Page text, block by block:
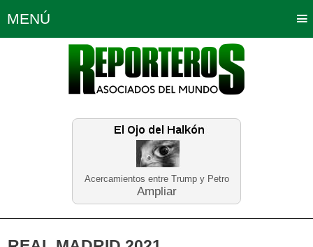
Acercamientos entre Trump y Petro
Ampliar
MENÚ
Política Opinión Bogotá
Planeta Tierra Deportes
Educación Neira